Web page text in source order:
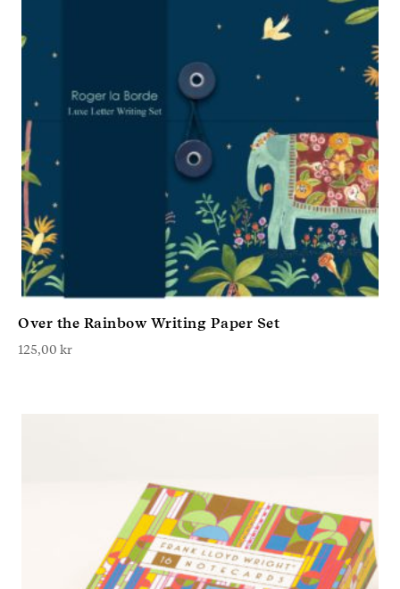
Over the Rainbow Writing Paper Set
125,00 kr